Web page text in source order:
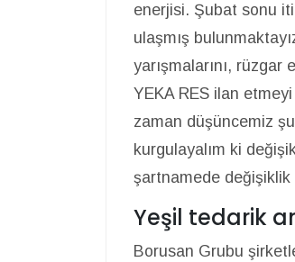
enerjisi. Şubat sonu
ulaşmış
yarışmalarını,
YEKA RES ilan
zaman düşüncemiz
kurgulayalım ki
şartnamede değişiklik
Yeşil tedarik
Borusan Grubu